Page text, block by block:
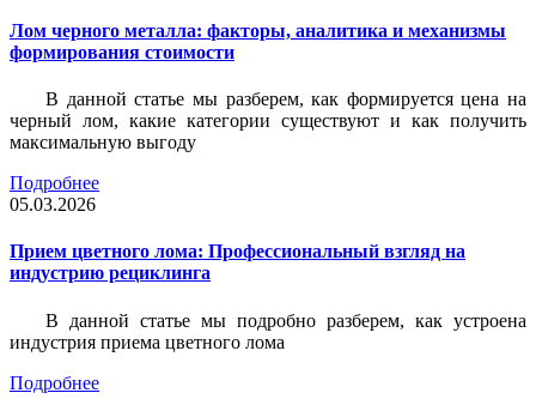
Лом черного металла: факторы, аналитика и механизмы
формирования стоимости
В данной статье мы разберем, как формируется цена на
черный лом, какие категории существуют и как получить
максимальную выгоду
Подробнее
05.03.2026
Прием цветного лома: Профессиональный взгляд на
индустрию рециклинга
В данной статье мы подробно разберем, как устроена
индустрия приема цветного лома
Подробнее